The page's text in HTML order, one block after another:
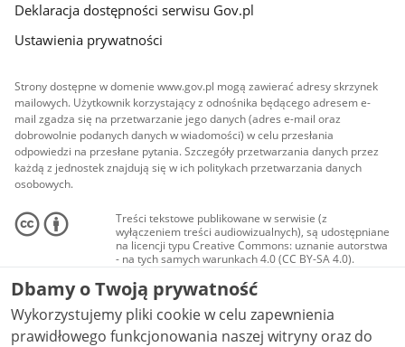
Deklaracja dostępności serwisu Gov.pl
Ustawienia prywatności
Strony dostępne w domenie www.gov.pl mogą zawierać adresy skrzynek
mailowych. Użytkownik korzystający z odnośnika będącego adresem e-
mail zgadza się na przetwarzanie jego danych (adres e-mail oraz
dobrowolnie podanych danych w wiadomości) w celu przesłania
odpowiedzi na przesłane pytania. Szczegóły przetwarzania danych przez
każdą z jednostek znajdują się w ich politykach przetwarzania danych
osobowych.
Treści tekstowe publikowane w serwisie (z
wyłączeniem treści audiowizualnych), są udostępniane
na licencji typu Creative Commons: uznanie autorstwa
- na tych samych warunkach 4.0 (CC BY-SA 4.0).
Materiały audiowizualne, w tym zdjęcia, materiały
audio i wideo, są udostępniane na licencji typu
Creative Commons: uznanie autorstwa użycie
niekomercyjne - bez utworów zależnych 4.0 (CC BY-
NC-ND 4.0), o ile nie jest to stwierdzone inaczej.
Dbamy o Twoją prywatność
Wykorzystujemy pliki cookie w celu zapewnienia
prawidłowego funkcjonowania naszej witryny oraz do